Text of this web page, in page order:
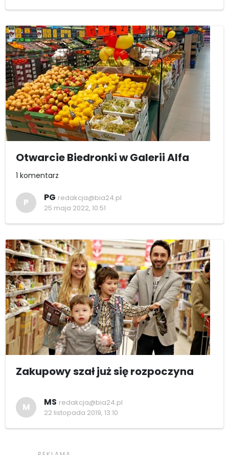
Otwarcie Biedronki w Galerii Alfa
1 komentarz
P PG redakcja@bia24.pl
25 maja 2022, 10:51
Zakupowy szał już się rozpoczyna
M MS redakcja@bia24.pl
22 listopada 2019, 13:10